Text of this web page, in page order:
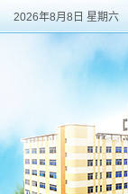
2026年8月8日 星期六